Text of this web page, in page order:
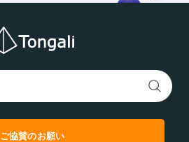
ご協賛のお願い